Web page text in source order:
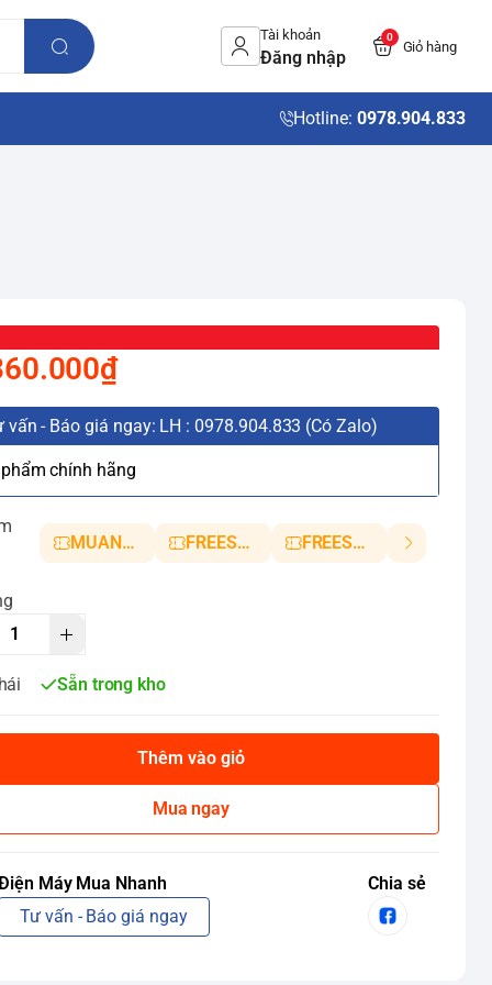
Tài khoản
Đăng nhập
0
Giỏ hàng
Hotline: 0978.904.833
vấn - Báo giá ngay: LH : 0978.904.833 (Có Zalo)
chính hãng
MUANHANH01 FREESHIP5 FREESHIP10
Sẵn trong kho
Thêm vào giỏ
Mua ngay
Máy Mua Nhanh
Tư vấn - Báo giá ngay
Chia sẻ